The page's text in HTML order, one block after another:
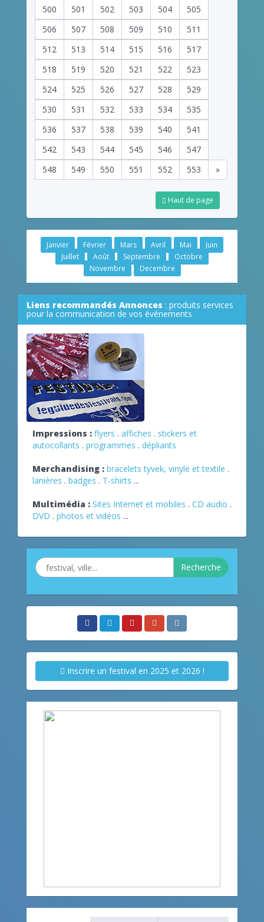
500 501 502 503 504
505
506
507 508 509 510
511
512
513 514 515 516
517
518
519 520 521 522
523
524
525 526 527 528
529
530
531 532 533 534
535
536
537 538 539 540
541
542
543 544 545 546
547
548
549 550 551 552 553 »
Haut de page
Janvier Février Mars Avril Mai
Juin
Juillet
Août Septembre
Octobre
Novembre
Decembre
Liens recommandés Annonces : produits services
pour la communication de vos événements
Impressions : flyers . affiches . stickers et
autocollants . programmes . dépliants
Merchandising : bracelets tyvek, vinyle et textile .
lanières . badges . T-shirts ...
Multimédia : Sites Internet et mobiles . CD audio .
DVD . photos et vidéos ...
Recherche
Inscrire un festival en 2025 et 2026 !